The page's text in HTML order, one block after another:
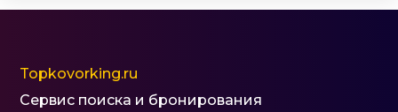
Topkovorking.ru
Сервис поиска и бронирования